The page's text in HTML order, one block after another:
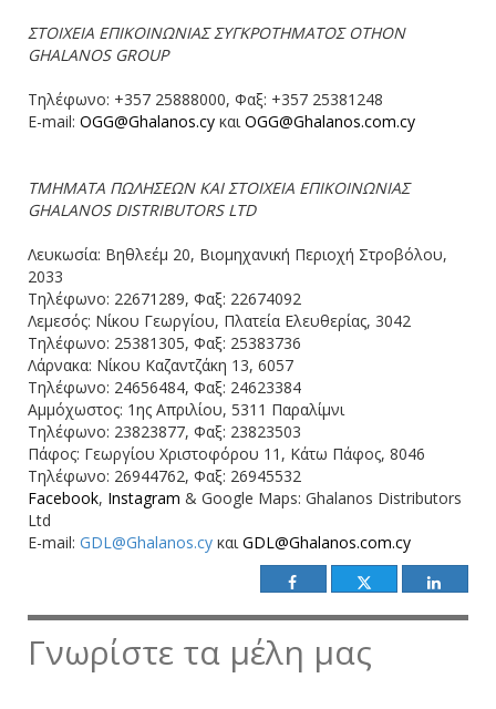
ΣΤΟΙΧΕΙΑ ΕΠΙΚΟΙΝΩΝΙΑΣ ΣΥΓΚΡΟΤΗΜΑΤΟΣ OTHON
GHALANOS GROUP
Tηλέφωνο: +357 25888000, Φαξ: +357 25381248
Ε-mail: OGG@Ghalanos.cy καιOGG@Ghalanos.com.cy
ΤΜΗΜΑΤΑ ΠΩΛΗΣΕΩΝ ΚΑΙ ΣΤΟΙΧΕΙΑ ΕΠΙΚΟΙΝΩΝΙΑΣ
GHALANOS DISTRIBUTORS LTD
Λευκωσία: Βηθλεέμ 20, Βιομηχανική Περιοχή Στροβόλου,
2033
Tηλέφωνο: 22671289, Φαξ: 22674092
Λεμεσός: Νίκου Γεωργίου, Πλατεία Ελευθερίας, 3042
Τηλέφωνο: 25381305, Φαξ: 25383736
Λάρνακα: Νίκου Καζαντζάκη 13, 6057
Τηλέφωνο: 24656484, Φαξ: 24623384
Αμμόχωστος: 1ης Απριλίου, 5311 Παραλίμνι
Tηλέφωνο: 23823877, Φαξ: 23823503
Πάφος: Γεωργίου Χριστοφόρου 11, Κάτω Πάφος, 8046
Τηλέφωνο: 26944762, Φαξ: 26945532
Facebook, Instagram & Google Maps: Ghalanos Distributors
Ltd
Ε-mail: GDL@Ghalanos.cy καιGDL@Ghalanos.com.cy
Γνωρίστε τα μέλη μας